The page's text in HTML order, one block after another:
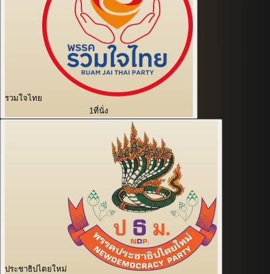
รวมใจไทย
1ที่นั่ง
ประชาธิปไตยใหม่